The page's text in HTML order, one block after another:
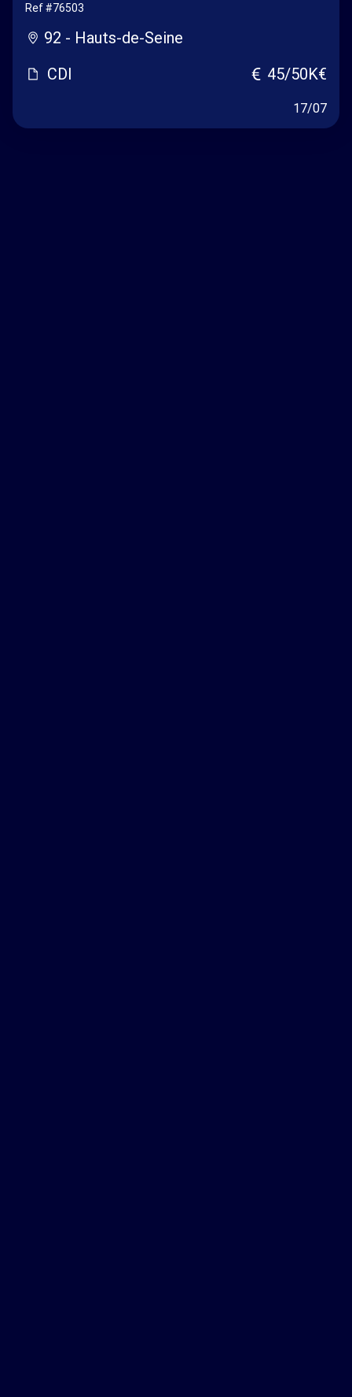
Ref #76503
92 - Hauts-de-Seine
CDI
45/50K€
17/07